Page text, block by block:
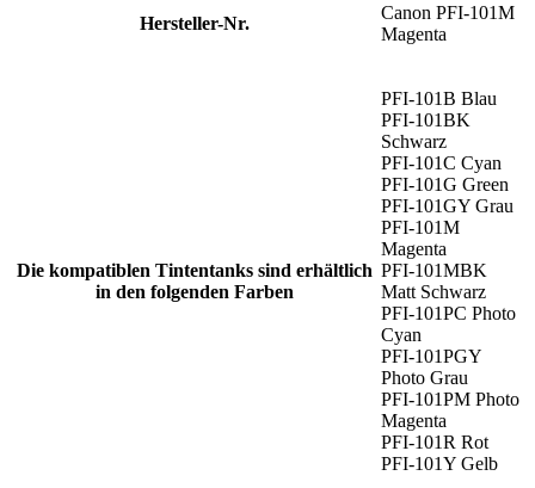
Hersteller-Nr.
Canon PFI-101M
Magenta
Die kompatiblen Tintentanks sind erhältlich
in den folgenden Farben
PFI-101B Blau
PFI-101BK
Schwarz
PFI-101C Cyan
PFI-101G Green
PFI-101GY Grau
PFI-101M
Magenta
PFI-101MBK
Matt Schwarz
PFI-101PC Photo
Cyan
PFI-101PGY
Photo Grau
PFI-101PM Photo
Magenta
PFI-101R Rot
PFI-101Y Gelb